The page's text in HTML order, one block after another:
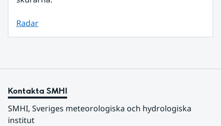
Radar
Kontakta SMHI
SMHI, Sveriges meteorologiska och hydrologiska
institut